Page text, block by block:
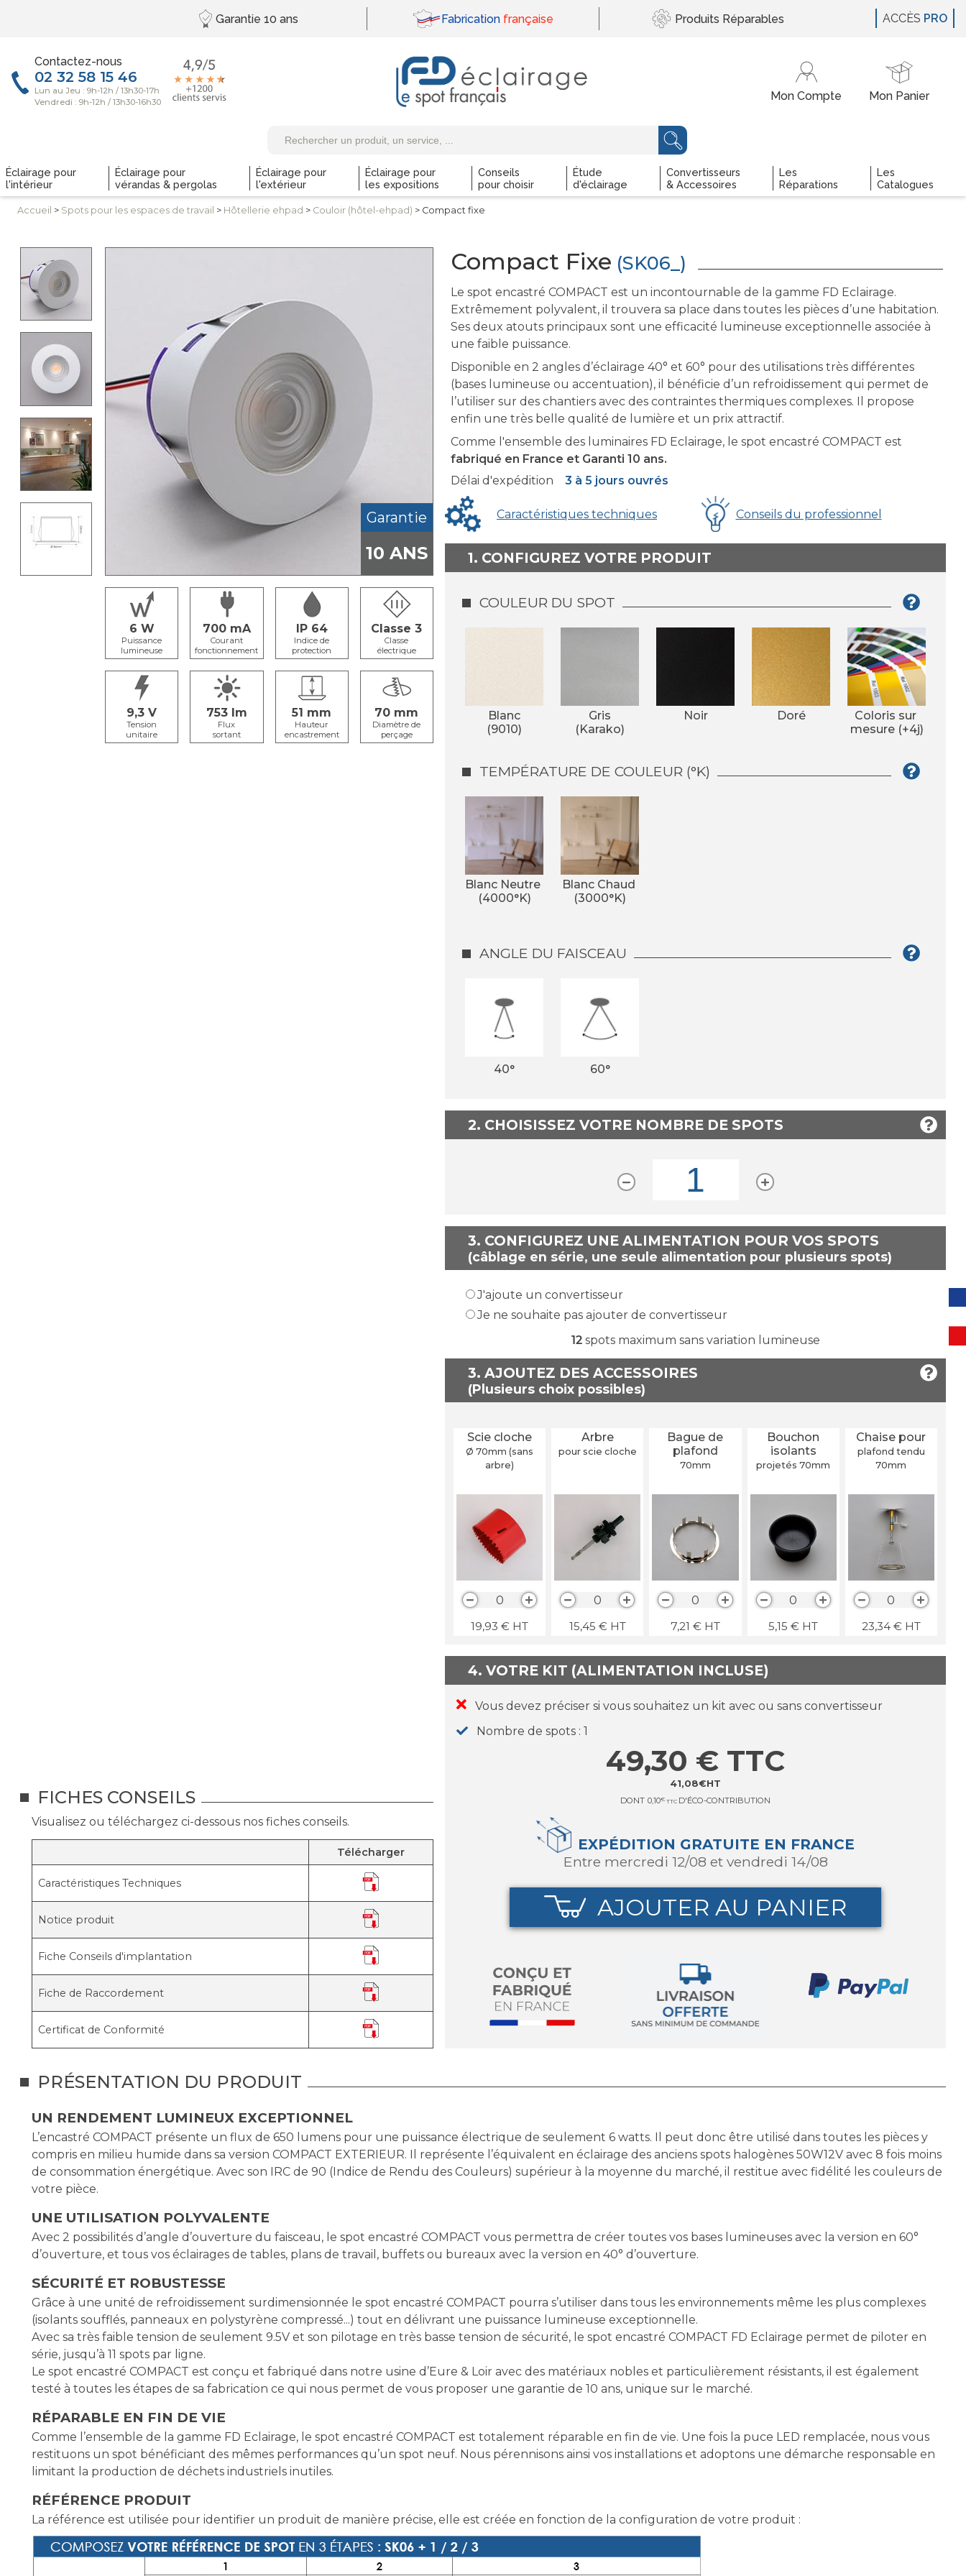
Garantie 10 ans Fabrication française Produits Réparables
Contactez-nous
Éclairage pour
l'intérieur
Éclairage pour
vérandas & pergolas
Éclairage pour
l'extérieur
Éclairage pour
les expositions
Conseils
pour choisir
Étude
d'éclairage
Convertisseurs
& Accessoires
Les
Réparations
Les
Catalogues
ACCÈS PRO
Accueil > Spots pour les espaces de travail > Hôtellerie ehpad > Couloir (hôtel-ehpad) > Compact fixe
Compact Fixe (SK06_)
Le spot encastré COMPACT est un incontournable de la gamme FD Eclairage.
Extrêmement polyvalent, il trouvera sa place dans toutes les pièces d’une habitation.
Ses deux atouts principaux sont une efficacité lumineuse exceptionnelle associée à
une faible puissance.
Disponible en 2 angles d’éclairage 40° et 60° pour des utilisations très différentes
(bases lumineuse ou accentuation), il bénéficie d’un refroidissement qui permet de
l’utiliser sur des chantiers avec des contraintes thermiques complexes. Il propose
enfin une très belle qualité de lumière et un prix attractif.
Comme l'ensemble des luminaires FD Eclairage, le spot encastré COMPACT est
fabriqué en France et Garanti 10 ans.
Délai d'expédition
3 à 5 jours ouvrés
Caractéristiques techniques Conseils du professionnel
Garantie
10 ANS
6
Puissance
lumineuse
700
Courant
fonctionnement
IP 64
Indice de
protection
Classe 3
Classe
électrique
9,3
Tension
unitaire
753
Flux
sortant
51
Hauteur
encastrement
70
Diamètre de
perçage
FICHES CONSEILS
Visualisez ou téléchargez ci-dessous nos fiches conseils.
Télécharger
Caractéristiques Techniques
Notice produit
Fiche Conseils d'implantation
Fiche de Raccordement
Certificat de Conformité
1. CONFIGUREZ VOTRE PRODUIT
COULEUR DU SPOT
Blanc
(9010)
Gris
(Karako)
Noir Doré
Coloris sur
mesure (+4j)
TEMPÉRATURE DE COULEUR (°K)
Blanc Neutre
(4000°K)
Blanc Chaud
(3000°K)
ANGLE DU FAISCEAU
40° 60°
2. CHOISISSEZ VOTRE NOMBRE DE SPOTS
3. CONFIGUREZ UNE ALIMENTATION POUR VOS SPOTS
(câblage en série, une seule alimentation pour plusieurs spots)
J'ajoute un convertisseur
Je ne souhaite pas ajouter de convertisseur
12spots maximum sans variation lumineuse
3. AJOUTEZ DES ACCESSOIRES
Scie cloche
Ø 70mm (sans
arbre)
0
19,93 € HT
Arbre
pour scie cloche
0
15,45 € HT
Bague de
plafond
70mm
0
7,21 € HT
Bouchon
isolants
projetés 70mm
0
5,15 € HT
Chaise pour
plafond tendu
70mm
0
23,34 € HT
4. VOTRE KIT (ALIMENTATION INCLUSE)
Vous devez préciser si vous souhaitez un kit avec ou sans convertisseur
Nombre de spots 1
41,08€HT
49,30 € TTC
DONT 0,10€ TTC D'ÉCO-CONTRIBUTION
EXPÉDITION GRATUITE EN FRANCE
entre mercredi 12/08 et vendredi 14/08
AJOUTER AU PANIER
PRÉSENTATION DU PRODUIT
UN RENDEMENT LUMINEUX EXCEPTIONNEL
L’encastré COMPACT présente un flux de 650 lumens pour une puissance électrique de seulement 6 watts. Il peut donc être utilisé dans toutes les pièces y
compris en milieu humide dans sa version COMPACT EXTERIEUR. Il représente l’équivalent en éclairage des anciens spots halogènes 50W12V avec 8 fois moins
de consommation énergétique. Avec son IRC de 90 (Indice de Rendu des Couleurs) supérieur à la moyenne du marché, il restitue avec fidélité les couleurs de
votre pièce.
UNE UTILISATION POLYVALENTE
Avec 2 possibilités d’angle d’ouverture du faisceau, le spot encastré COMPACT vous permettra de créer toutes vos bases lumineuses avec la version en 60°
d’ouverture, et tous vos éclairages de tables, plans de travail, buffets ou bureaux avec la version en 40° d’ouverture.
SÉCURITÉ ET ROBUSTESSE
Grâce à une unité de refroidissement surdimensionnée le spot encastré COMPACT pourra s’utiliser dans tous les environnements même les plus complexes
(isolants soufflés, panneaux en polystyrène compressé...) tout en délivrant une puissance lumineuse exceptionnelle.
Avec sa très faible tension de seulement 9.5V et son pilotage en très basse tension de sécurité, le spot encastré COMPACT FD Eclairage permet de piloter en
série, jusqu’à 11 spots par ligne.
Le spot encastré COMPACT est conçu et fabriqué dans notre usine d’Eure & Loir avec des matériaux nobles et particulièrement résistants, il est également
testé à toutes les étapes de sa fabrication ce qui nous permet de vous proposer une garantie de 10 ans, unique sur le marché.
RÉPARABLE EN FIN DE VIE
Comme l’ensemble de la gamme FD Eclairage, le spot encastré COMPACT est totalement réparable en fin de vie. Une fois la puce LED remplacée, nous vous
restituons un spot bénéficiant des mêmes performances qu’un spot neuf. Nous pérennisons ainsi vos installations et adoptons une démarche responsable en
limitant la production de déchets industriels inutiles.
RÉFÉRENCE PRODUIT
La référence est utilisée pour identifier un produit de manière précise, elle est créée en fonction de la configuration de votre produit :